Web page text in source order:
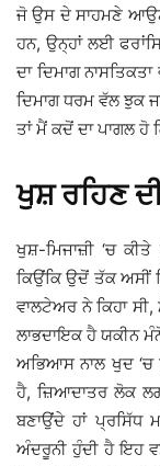
ਜੋ ਉਸ ਦੇ ਸਾਹਮਣੇ
ਹਨ, ਉਨ੍ਹਾਂ ਲਈ
ਦਾ ਦਿਮਾਗ
ਦਿਮਾਗ ਧਰਮ ਵੱਲ ਝੁਕ
ਤਾਂ ਮੈਂ ਕਦੋਂ ਦਾ ਪਾਗਲ ਹੋ
ਖੁਸ਼ ਰਹਿਣ
ਖੁਸ਼-ਮਿਜਾਜ਼ੀ ‘ਚ
ਕਿਉਂਕਿ ਉਦੋਂ ਤੱਕ ਅਸੀਂ
ਵਾਲਟੇਅਰ ਨੇ ਕਿਹਾ
ਲਾਭਦਾਇਕ ਹੈ ਯਕੀਨ
ਅਭਿਆਸ ਨਾਲ ਖੁਦ ‘ਚ
ਹੈ, ਜ਼ਿਆਦਾਤਰ ਲੋਕ
ਬਣਾਉਂਦੇ ਹਾਂ ਪ੍ਰਸਿੱਧ
ਅੰਦਰੂਨੀ ਹੁੰਦੀ ਹੈ ਇਹ